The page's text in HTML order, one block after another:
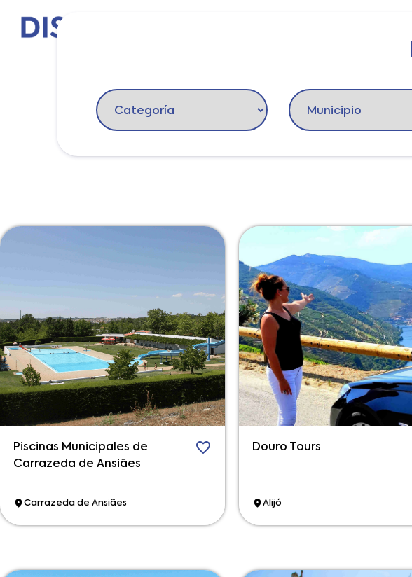
Piscinas Municipales de
Carrazeda de Ansiães
Carrazeda de Ansiães
Douro Tours
Alijó